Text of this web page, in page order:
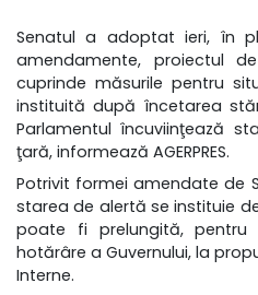
Senatul a adoptat ieri, în
amendamente, proiectul
cuprinde măsurile pentru
instituită după încetarea
Parlamentul încuviinţează
ţară, informează AGERPRES.
Potrivit formei amendate de
starea de alertă se instituie
poate fi prelungită,
hotărâre a Guvernului, la
Interne.